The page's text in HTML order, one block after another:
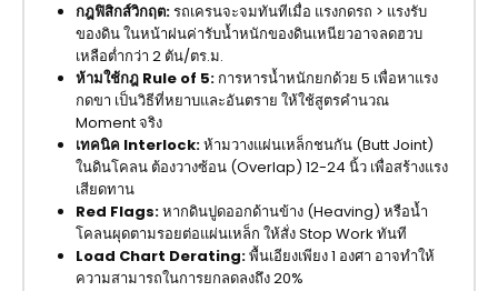
กฎฟิสิกส์วิกฤต:รถเครนจะจมทันทีเมื่อ แรงกดรถ > แรงรับ
ของดิน ในหน้าฝนค่ารับน้ำหนักของดินเหนียวอาจลดฮวบ
เหลือต่ำกว่า 2 ตัน/ตร.ม.
ห้ามใช้กฎ Rule of 5: การหารน้ำหนักยกด้วย 5 เพื่อหาแรง
กดขา เป็นวิธีที่หยาบและอันตราย ให้ใช้สูตรคำนวณ
Moment จริง
เทคนิค Interlock:ห้ามวางแผ่นเหล็กชนกัน (Butt Joint)
ในดินโคลน ต้องวางซ้อน (Overlap) 12-24 นิ้ว เพื่อสร้างแรง
เสียดทาน
Red Flags:หากดินปูดออกด้านข้าง (Heaving) หรือน้ำ
โคลนผุดตามรอยต่อแผ่นเหล็ก ให้สั่ง Stop Work ทันที
Load Chart Derating:พื้นเอียงเพียง 1 องศา อาจทำให้
ความสามารถในการยกลดลงถึง 20%